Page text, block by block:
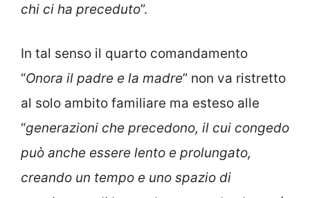
chi ci ha preceduto”.
In tal senso il quarto comandamento
“Onora il padre e la madre” non va ristretto
al solo ambito familiare ma esteso alle
“generazioni che precedono, il cui congedo
può anche essere lento e prolungato,
creando un tempo e uno spazio di